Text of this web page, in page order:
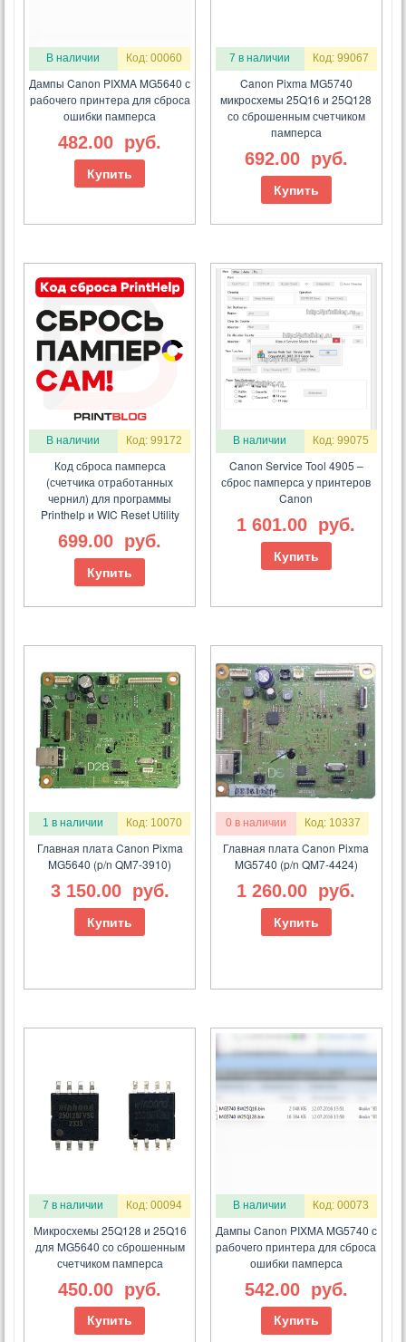
В наличии Код: 00060
Дампы Canon PIXMA MG5640 с
рабочего принтера для сброса
ошибки памперса
482.00 руб.
Купить
7 в наличии Код: 99067
Canon Pixma MG5740
микросхемы 25Q16 и 25Q128
со сброшенным счетчиком
памперса
692.00 руб.
Купить
В наличии Код: 99172
Код сброса памперса
(счетчика отработанных
чернил) для программы
Printhelp и WIC Reset Utility
699.00 руб.
Купить
В наличии Код: 99075
Canon Service Tool 4905 –
сброс памперса у принтеров
Canon
1 601.00 руб.
Купить
1 в наличии Код: 10070
Главная плата Canon Pixma
MG5640 (p/n QM7-3910)
3 150.00 руб.
Купить
0 в наличии Код: 10337
Главная плата Canon Pixma
MG5740 (p/n QM7-4424)
1 260.00 руб.
Купить
7 в наличии Код: 00094
Микросхемы 25Q128 и 25Q16
для MG5640 со сброшенным
счетчиком памперса
450.00 руб.
Купить
В наличии Код: 00073
Дампы Canon PIXMA MG5740 с
рабочего принтера для сброса
ошибки памперса
542.00 руб.
Купить